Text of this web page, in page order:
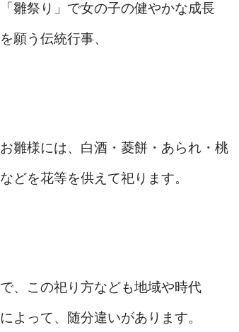
「雛祭り」で女の子の健やかな成長
を願う伝統行事、
お雛様には、白酒・菱餅・あられ・桃
などを花等を供えて祀ります。
で、この祀り方なども地域や時代
によって、随分違いがあります。